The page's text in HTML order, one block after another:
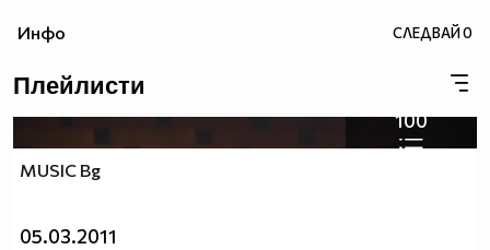
Инфо СЛЕДВАЙ0
Плейлисти
100
MUSIC Bg
05.03.2011